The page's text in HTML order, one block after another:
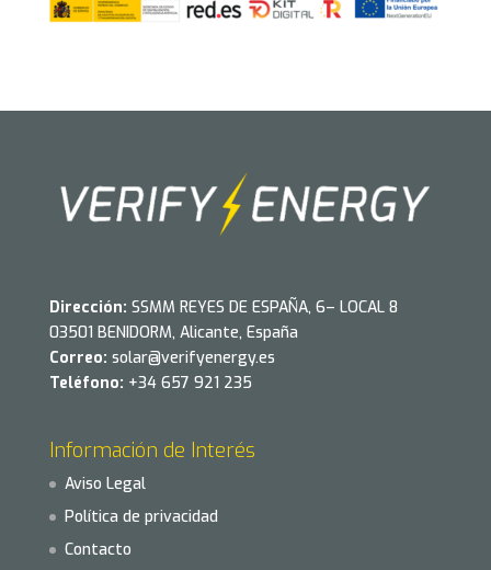
Dirección: SSMM REYES DE ESPAÑA, 6– LOCAL 8
03501 BENIDORM, Alicante, España
Correo: solar@verifyenergy.es
Teléfono: +34 657 921 235
Información de Interés
Aviso Legal
Política de privacidad
Contacto